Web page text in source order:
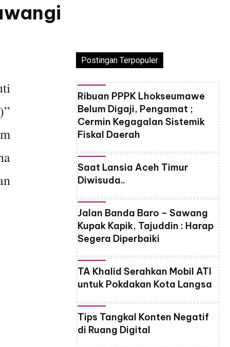
Postingan Terpopuler
Ribuan PPPK Lhokseumawe
Belum Digaji, Pengamat ;
Cermin Kegagalan Sistemik
Fiskal Daerah
Saat Lansia Aceh Timur
Diwisuda..
Jalan Banda Baro – Sawang
Kupak Kapik, Tajuddin : Harap
Segera Diperbaiki
TA Khalid Serahkan Mobil ATI
untuk Pokdakan Kota Langsa
Tips Tangkal Konten Negatif
di Ruang Digital